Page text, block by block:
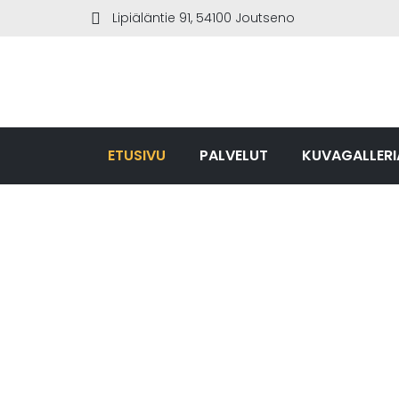
Lipiäläntie 91, 54100 Joutseno
ETUSIVU PALVELUT